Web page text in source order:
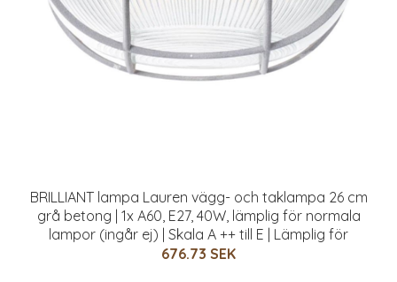
BRILLIANT lampa Lauren vägg- och taklampa 26 cm
grå betong | 1x A60, E27, 40W, lämplig för normala
lampor (ingår ej) | Skala A ++ till E | Lämplig för
676.73 SEK